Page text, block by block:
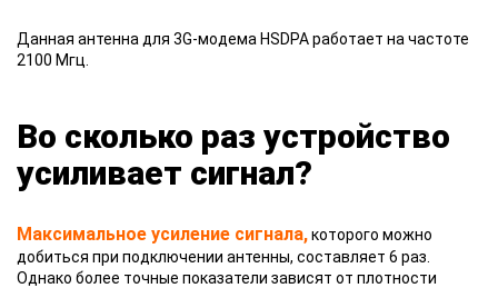
Данная антенна для 3G-модема HSDPA работает на частоте
2100 Мгц.
Во сколько раз устройство
усиливает сигнал?
Максимальное усиление сигнала,которого можно
добиться при подключении антенны, составляет 6 раз.
Однако более точные показатели зависят от плотности